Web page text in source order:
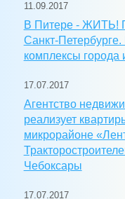
11.09.2017
В Питере - ЖИТЬ!
Санкт-
комплексы
17.07.2017
Агентство
реализует
микрорайоне
Чебоксары
17.07.2017